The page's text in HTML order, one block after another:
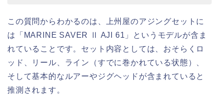
この質問からわかるのは、上州屋のアジングセットに
は「MARINE SAVER Ⅱ AJI 61」というモデルが含ま
れていることです。セット内容としては、おそらくロ
ッド、リール、ライン（すでに巻かれている状態）、
そして基本的なルアーやジグヘッドが含まれていると
推測されます。